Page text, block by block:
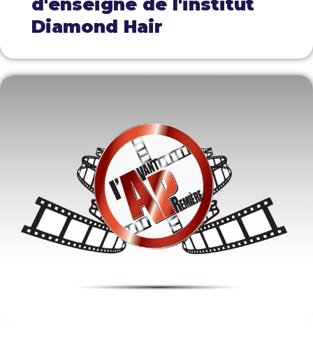
d'enseigne de l'institut
Diamond Hair